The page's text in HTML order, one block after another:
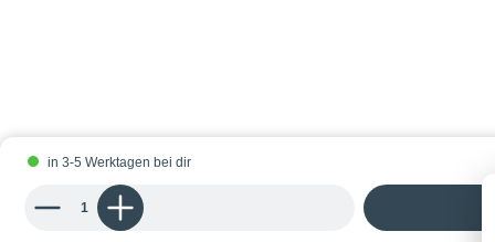
Produkt Anzahl: Gib den gewünschten Wert ein oder benutze die
in 3-5 Werktagen bei dir